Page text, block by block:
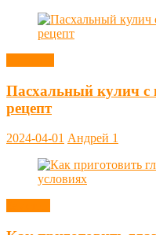
Пасхальный кулич
рецепт
2024-04-01 Андрей 1